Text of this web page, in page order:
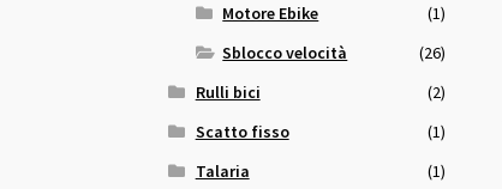
Motore Ebike
(1)
Sblocco velocità
(26)
Rulli bici
(2)
Scatto fisso
(1)
Talaria
(1)